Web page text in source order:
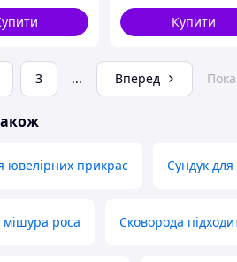
Купити
3 ... Вперед
ювелірних прикрас Сундук
мішура роса Сковорода